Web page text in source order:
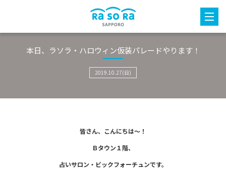
本日、ラソラ・ハロウィン仮装パレードやります！
2019.10.27(日)
皆さん、こんにちは～！
Ｂタウン１階、
占いサロン・ビックフォーチュンです。